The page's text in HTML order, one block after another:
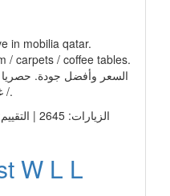
in mobilia qatar.
/ carpets / coffee tables.
السعر وأفضل جودة.
/ غرفة طعام / سجاد / طاولات قهوة.
الزيارات: 2645 | التقييم: 0 | المقيّمين: 0 | المدينة
W L L